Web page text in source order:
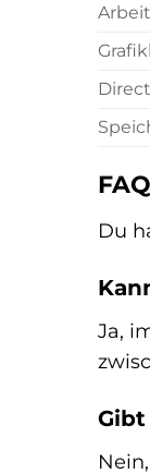
Du
Ja,
Nein,